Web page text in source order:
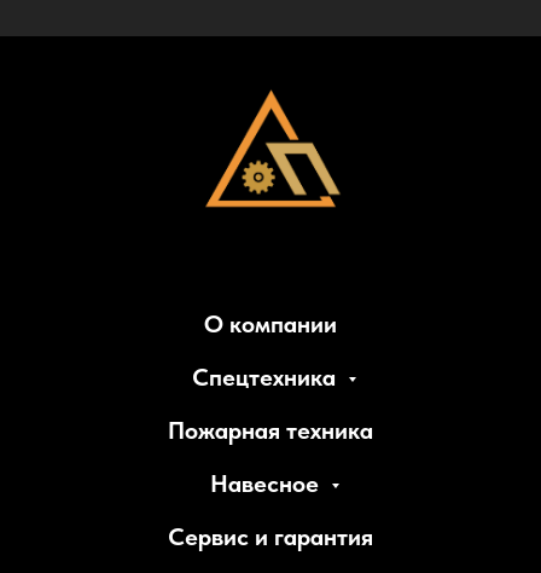
О компании
Спецтехника
Пожарная техника
Навесное
Сервис и гарантия